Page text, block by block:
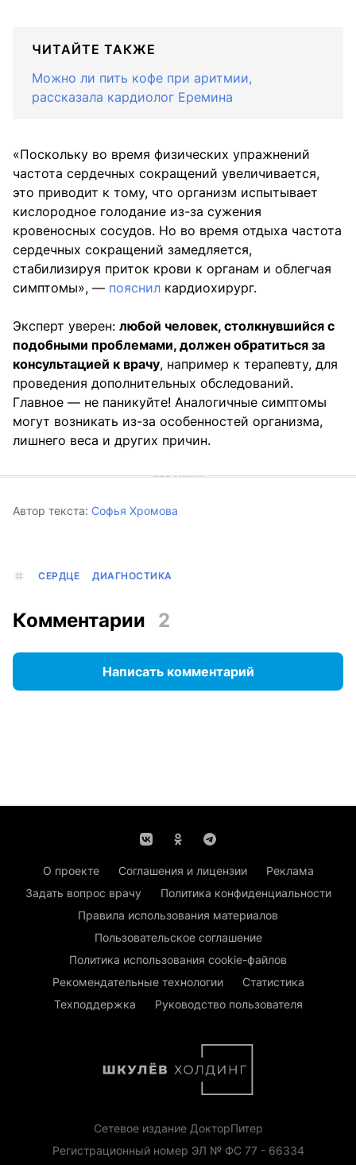
ЧИТАЙТЕ ТАКЖЕ
Можно ли пить кофе при аритмии,
рассказала кардиолог Еремина
«Поскольку во время физических упражнений
частота сердечных сокращений увеличивается,
это приводит к тому, что организм испытывает
кислородное голодание из-за сужения
кровеносных сосудов. Но во время отдыха частота
сердечных сокращений замедляется,
стабилизируя приток крови к органам и облегчая
симптомы», — пояснил кардиохирург.
Эксперт уверен: любой человек, столкнувшийся с
подобными проблемами, должен обратиться за
консультацией к врачу, например к терапевту, для
проведения дополнительных обследований.
Главное — не паникуйте! Аналогичные симптомы
могут возникать из-за особенностей организма,
лишнего веса и других причин.
Автор текста: Софья Хромова
СЕРДЦЕ ДИАГНОСТИКА
Комментарии 2
Написать комментарий
О проекте Соглашения и лицензии
Реклама
Задать вопрос врачу
Политика конфиденциальности
Правила использования материалов
Пользовательское соглашение
Политика использования cookie-файлов
Рекомендательные технологии
Статистика
Техподдержка
Руководство пользователя
Сетевое издание ДокторПитер
Регистрационный номер ЭЛ № ФС 77 - 66334